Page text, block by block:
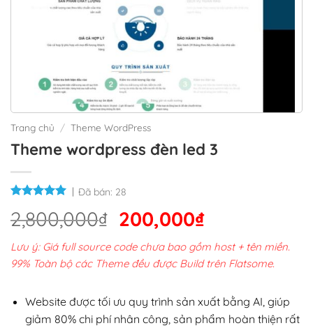
Trang chủ / Theme WordPress
Theme wordpress đèn led 3
Đã bán: 28
2,800,000₫ Giá
gốc
là:
2,800,000₫.
200,000₫Giá
hiện
tại
200,000₫.
Lưu ý: Giá full source code chưa bao gồm host + tên miền.
99% Toàn bộ các Theme đều được Build trên Flatsome.
Website được tối ưu quy trình sản xuất bằng AI, giúp
giảm 80% chi phí nhân công, sản phẩm hoàn thiện rất